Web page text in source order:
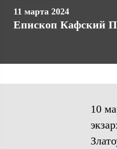
11 марта 2024
Епископ Кафский
10